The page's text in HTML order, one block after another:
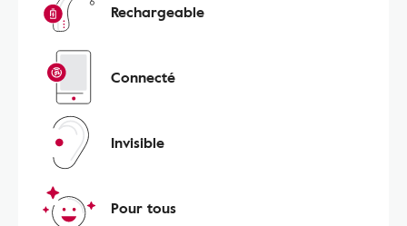
Rechargeable
Connecté
Invisible
Pour tous